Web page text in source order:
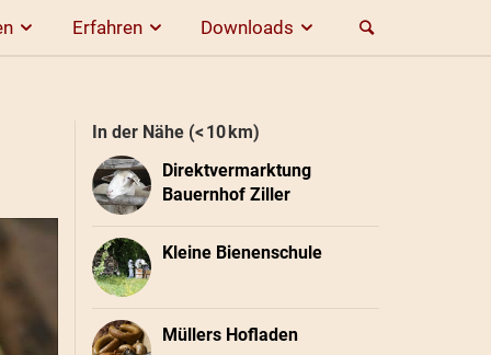
Erfahren Downloads
In der Nähe (< 10 km)
Direktvermarktung
Bauernhof Ziller
Kleine Bienenschule
Müllers Hofladen